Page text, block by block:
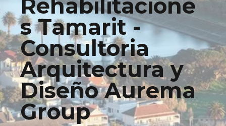
Rehabilitacione
s Tamarit -
Consultoria
Arquitectura y
Diseño Aurema
Group